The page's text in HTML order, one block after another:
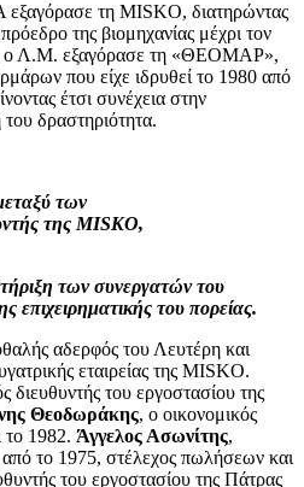
εξαγόρασε τη MISKO, διατηρώντας
της βιομηχανίας μέχρι τον
ο Λ.Μ. εξαγόρασε τη «ΘΕΟΜΑΡ»,
που είχε ιδρυθεί το 1980 από
έτσι συνέχεια στην
του δραστηριότητα.
των
της MISKO,
των συνεργατών του
επιχειρηματικής του πορείας.
αδερφός του Λευτέρη και
εταιρείας της MISKO.
διευθυντής του εργοστασίου της
Θεοδωράκης, ο οικονομικός
το 1982. Άγγελος Ασωνίτης,
το 1975, στέλεχος πωλήσεων και
του εργοστασίου της Πάτρας